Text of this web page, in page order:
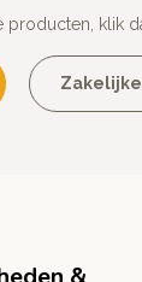
producten, klik